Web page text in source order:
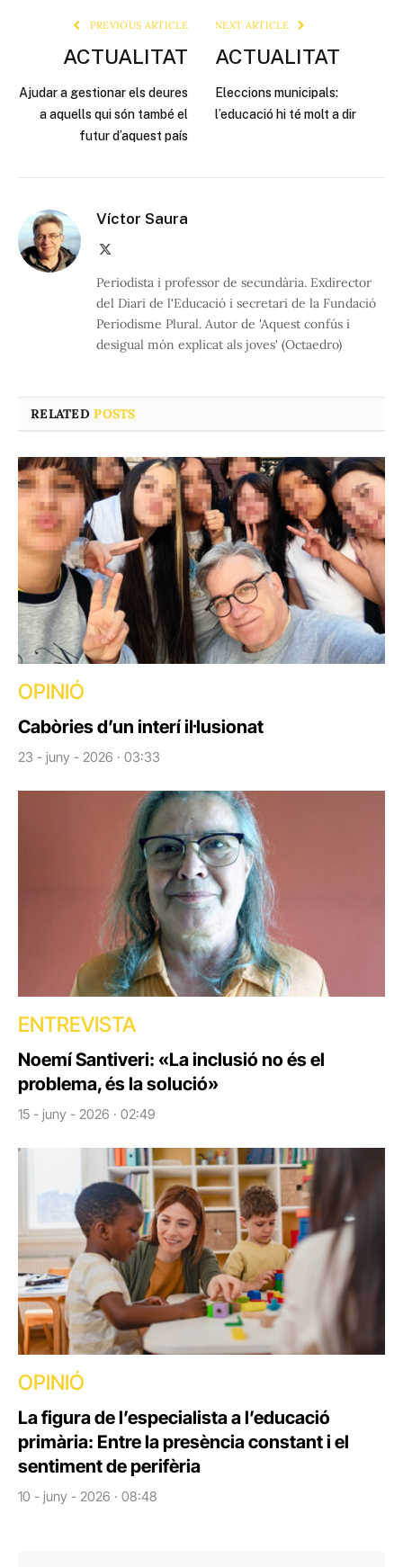
PREVIOUS ARTICLE
ACTUALITAT
Ajudar a gestionar els deures
a aquells qui són també el
futur d’aquest país
NEXT ARTICLE
ACTUALITAT
Eleccions municipals:
l’educació hi té molt a dir
Víctor Saura
Periodista i professor de secundària. Exdirector
del Diari de l'Educació i secretari de la Fundació
Periodisme Plural. Autor de 'Aquest confús i
desigual món explicat als joves' (Octaedro)
RELATEDPOSTS
OPINIÓ
Cabòries d’un interí il·lusionat
23 - juny - 2026 · 03:33
ENTREVISTA
Noemí Santiveri: «La inclusió no és el
problema, és la solució»
15 - juny - 2026 · 02:49
OPINIÓ
La figura de l’especialista a l’educació
primària: Entre la presència constant i el
sentiment de perifèria
10 - juny - 2026 · 08:48